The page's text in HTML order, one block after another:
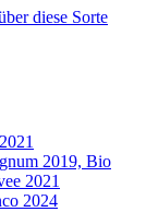
diese Sorte
2019, Bio
2021
2024